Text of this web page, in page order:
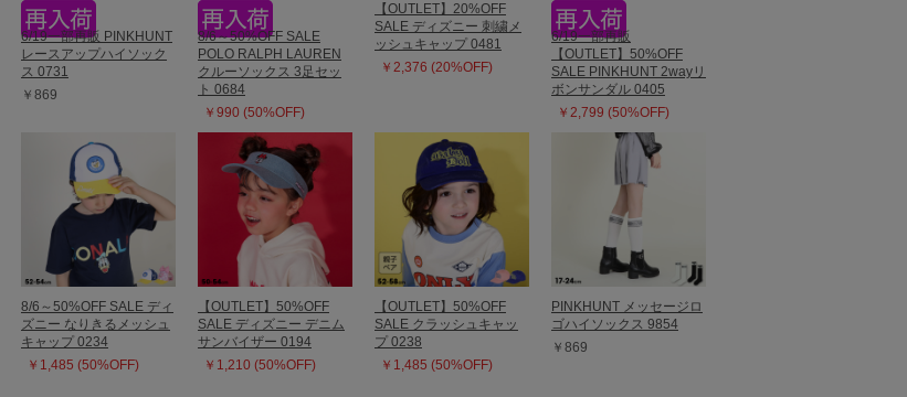
6/19一部再販 PINKHUNT
レースアップハイソック
ス 0731
￥869
8/6～50%OFF SALE
POLO RALPH LAUREN
クルーソックス 3足セッ
ト 0684
￥990 (50%OFF)
【OUTLET】20%OFF
SALE ディズニー 刺繍メ
ッシュキャップ 0481
￥2,376 (20%OFF)
6/19一部再販
【OUTLET】50%OFF
SALE PINKHUNT 2wayリ
ボンサンダル 0405
￥2,799 (50%OFF)
8/6～50%OFF SALE ディ
ズニー なりきるメッシュ
キャップ 0234
￥1,485 (50%OFF)
【OUTLET】50%OFF
SALE ディズニー デニム
サンバイザー 0194
￥1,210 (50%OFF)
【OUTLET】50%OFF
SALE クラッシュキャッ
プ 0238
￥1,485 (50%OFF)
PINKHUNT メッセージロ
ゴハイソックス 9854
￥869